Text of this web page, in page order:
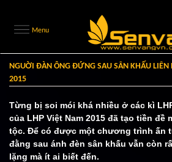
Menu
NGUỜI ĐÀN ÔNG ĐỨNG SAU SÂN KHẤU
2015
Từng bị soi mói khá nhiều ở các kì
của LHP Việt Nam 2015 đã tạo tiền đề
tộc. Để có được một chương trình ấn
đằng sau ánh đèn sân khấu vẫn còn
lặng mà ít ai biết đến.